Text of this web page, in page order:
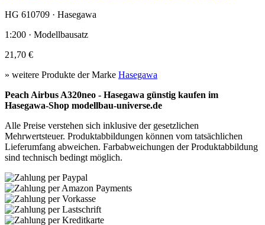
HG 610709 · Hasegawa
1:200 · Modellbausatz
21,70 €
» weitere Produkte der Marke Hasegawa
Peach Airbus A320neo - Hasegawa günstig kaufen im
Hasegawa-Shop modellbau-universe.de
Alle Preise verstehen sich inklusive der gesetzlichen
Mehrwertsteuer. Produktabbildungen können vom tatsächlichen
Lieferumfang abweichen. Farbabweichungen der Produktabbildung
sind technisch bedingt möglich.